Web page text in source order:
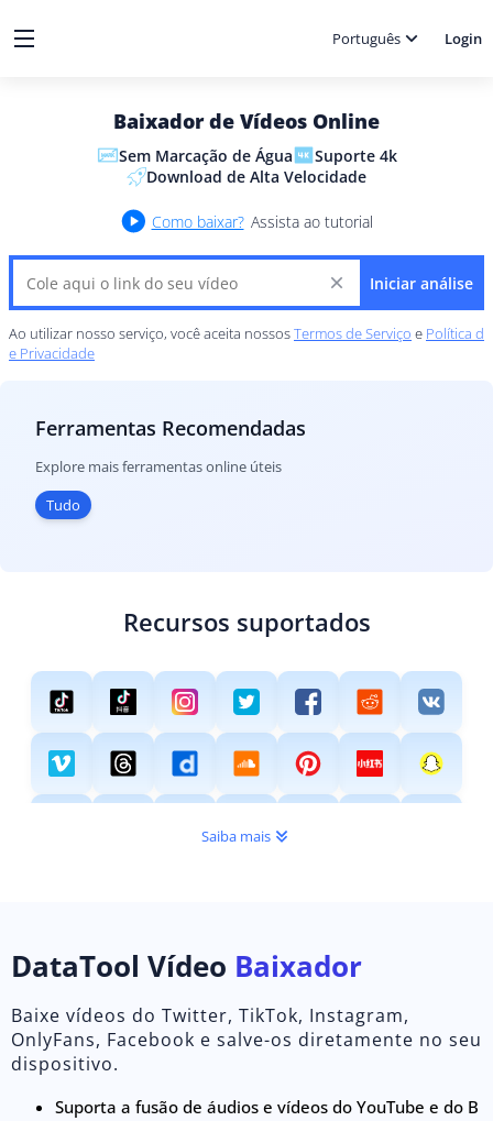
Português Login
Baixador de Vídeos Online
Sem Marcação de Água
Suporte 4k
Download de Alta Velocidade
Como baixar? Assista ao tutorial
Iniciar análise
Ao utilizar nosso serviço, você aceita nossosTermos de Serviço e Política d
e Privacidade
Ferramentas Recomendadas
Explore mais ferramentas online úteis
Tudo
Recursos suportados
Saiba mais
DataTool Vídeo Baixador
Baixe vídeos do Twitter, TikTok, Instagram,
OnlyFans, Facebook e salve-os diretamente no seu
dispositivo.
Suporta a fusão de áudios e vídeos do YouTube e do B